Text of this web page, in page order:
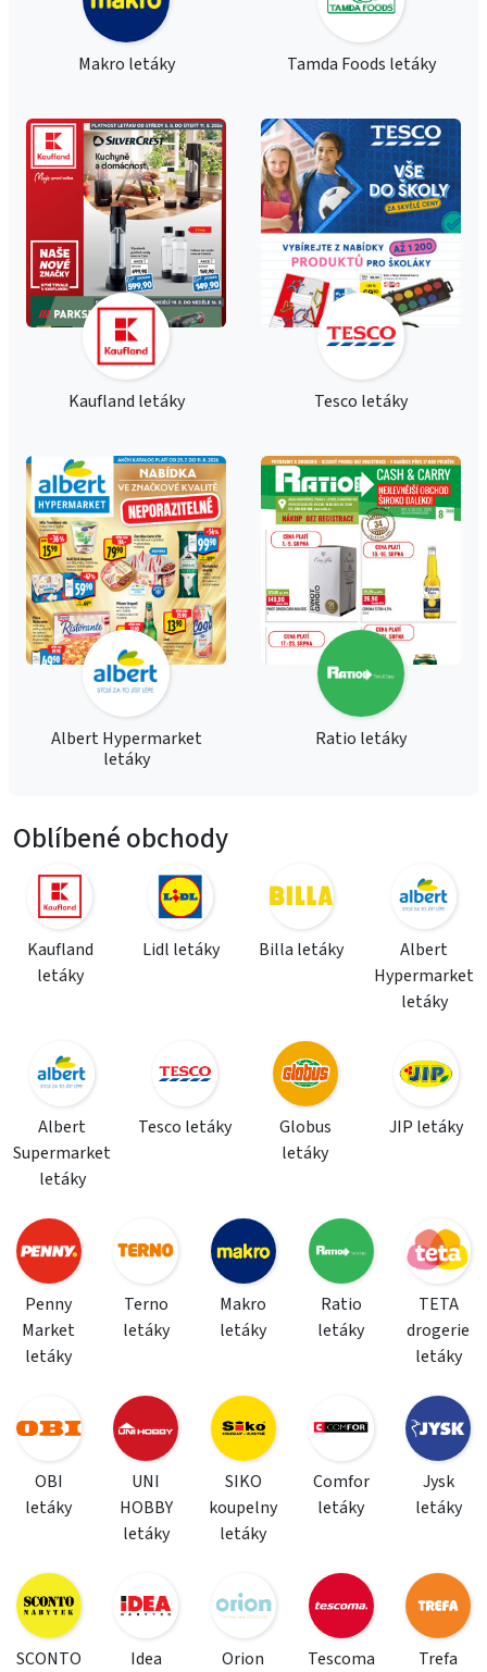
Makro letáky Tamda Foods letáky
Kaufland letáky Tesco letáky
Albert Hypermarket
letáky
Ratio letáky
Oblíbené obchody
Kaufland
letáky
Lidl letáky Billa letáky
Albert
Hypermarket
letáky
Albert
Supermarket
letáky
Tesco letáky
Globus
letáky
JIP letáky
Penny
Market
letáky
Terno
letáky
Makro
letáky
Ratio
letáky
TETA
drogerie
letáky
OBI
letáky
UNI
HOBBY
letáky
SIKO
koupelny
letáky
Comfor
letáky
Jysk
letáky
SCONTO
Idea
Orion
Tescoma
Trefa